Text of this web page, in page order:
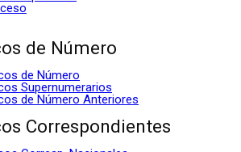
de Número
de Número
Supernumerarios
de Número Anteriores
Correspondientes